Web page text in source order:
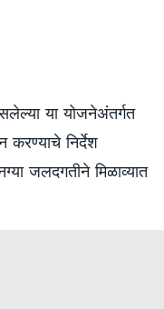
या योजनेअंतर्गत
करण्याचे निर्देश
जलदगतीने मिळाव्यात